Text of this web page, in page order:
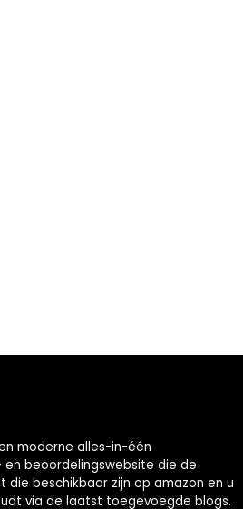
moderne alles-in-één
en beoordelingswebsite die de
die beschikbaar zijn op amazon en u
via de laatst toegevoegde blogs.